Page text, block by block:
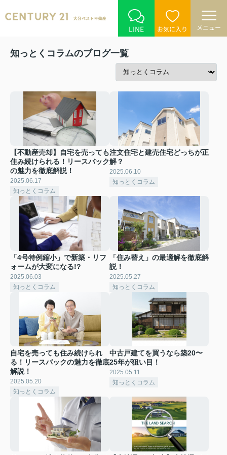
LINE お気に入り メニュー
知っとくコラムのブログ一覧
【不動産売却】自宅を売っても
住み続けられる！リースバック
の魅力を徹底解説！
2025.06.17
知っとくコラム
注文住宅と建売住宅どっちが正
解？
2025.06.10
知っとくコラム
「4号特例縮小」で新築・リフ
ォームが大変になる!?
2025.06.03
知っとくコラム
「住み替え」の最適解を徹底解
説！
2025.05.27
知っとくコラム
自宅を売っても住み続けられ
る！リースバックの魅力を徹底
解説！
2025.05.20
知っとくコラム
中古戸建てを買うなら築20〜
25年が狙い目！
2025.05.11
知っとくコラム